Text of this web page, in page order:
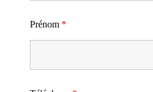
Prénom *